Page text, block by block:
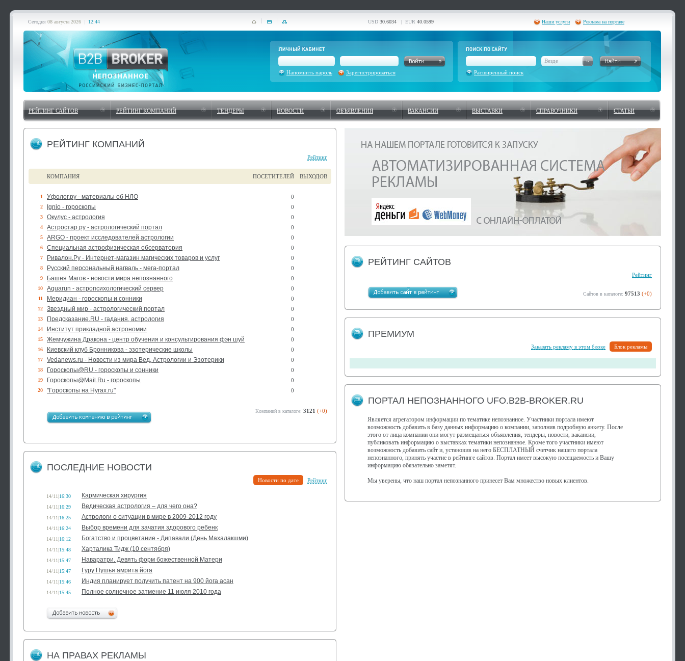
Сегодня 08 августа 2026 12:44 USD 30.6034 | EUR 40.0599 Наши услуги Реклама на портале
Напомнить пароль Зарегистрироваться
Везде
Расширенный поиск
РЕЙТИНГ САЙТОВ РЕЙТИНГ КОМПАНИЙ ТЕНДЕРЫ НОВОСТИ ОБЪЯВЛЕНИЯ ВАКАНСИИ ВЫСТАВКИ СПРАВОЧНИКИ СТАТЬИ
РЕЙТИНГ КОМПАНИЙ
Рейтинг
КОМПАНИЯ ПОСЕТИТЕЛЕЙ ВЫХОДОВ
1 Уфолог.ру - материалы об НЛО 0
2 Ignio - гороскопы 0
3 Окулус - астрология 0
4 Астростар.ру - астрологический портал 0
5 ARGO - проект исследователей астрологии 0
6 Специальная астрофизическая обсерватория 0
7 Ривалон.Ру - Интернет-магазин магических товаров и услуг 0
8 Русский персональный нагваль - мега-портал 0
9 Башня Магов - новости мира непознанного 0
10 Aquarun - астропсихологический сервер 0
11 Меридиан - гороскопы и сонники 0
12 Звездный мир - астрологический портал 0
13 Предсказание.RU - гадания, астрология 0
14 Институт прикладной астрономии 0
15 Жемчужина Дракона - центр обучения и консультирования фэн шуй 0
16 Киевский клуб Бронникова - эзотерические школы 0
17 Vedanews.ru - Новости из мира Вед, Астрологии и Эзотерики 0
18 Гороскопы@RU - гороскопы и сонники 0
19 Гороскопы@Mail.Ru - гороскопы 0
20 "Гороскопы на Hyrax.ru" 0
Компаний в каталоге: 3121 (+0)
ПОСЛЕДНИЕ НОВОСТИ
Новости по дате Рейтинг
14/11|16:30 Кармическая хирургия
14/11|16:29 Ведическая астрология – для чего она?
14/11|16:25 Астрологи о ситуации в мире в 2009-2012 году
14/11|16:24 Выбор времени для зачатия здорового ребенк
14/11|16:12 Богатство и процветание - Дипавали (День Махалакшми)
14/11|15:48 Харталика Тидж (10 сентября)
14/11|15:47 Наваратри. Девять форм божественной Матери
14/11|15:47 Гуру Пушья амрита йога
14/11|15:46 Индия планирует получить патент на 900 йога асан
14/11|15:45 Полное солнечное затмение 11 июля 2010 года
НА ПРАВАХ РЕКЛАМЫ
РЕЙТИНГ САЙТОВ
Рейтинг
Сайтов в каталоге: 97513 (+0)
ПРЕМИУМ
Заказать рекламу в этом блоке Блок рекламы
ПОРТАЛ НЕПОЗНАННОГО UFO.B2B-BROKER.RU
Является агрегатором информации по тематике непознанное. Участники портала имеют
возможность добавить в базу данных информацию о компании, заполнив подробную анкету. После
этого от лица компании они могут размещаться объявления, тендеры, новости, вакансии,
публиковать информацию о выставках тематики непознанное. Кроме того участники имеют
возможность добавить сайт и, установив на него БЕСПЛАТНЫЙ счетчик нашего портала
непознанного, принять участие в рейтинге сайтов. Портал имеет высокую посещаемость и Вашу
информацию обязательно заметят.
Мы уверены, что наш портал непознанного принесет Вам множество новых клиентов.